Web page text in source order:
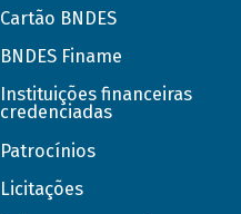
Cartão BNDES
BNDES Finame
Instituições financeiras
credenciadas
Patrocínios
Licitações